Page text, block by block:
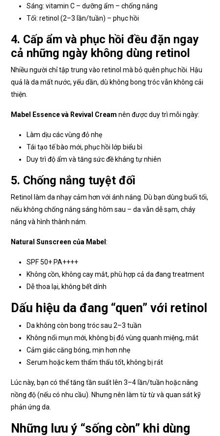
Sáng: vitamin C – dưỡng ẩm – chống nắng
Tối: retinol (2–3 lần/tuần) – phục hồi
4. Cấp ẩm và phục hồi đều đặn ngay
cả những ngày không dùng retinol
Nhiều người chỉ tập trung vào retinol mà bỏ quên phục hồi. Hậu
quả là da mất nước, yếu dần, dù không bong tróc vẫn không cải
thiện.
Mabel Essence và Revival Cream nên được duy trì mỗi ngày:
Làm dịu các vùng đỏ nhẹ
Tái tạo tế bào mới, phục hồi lớp biểu bì
Duy trì độ ẩm và tăng sức đề kháng tự nhiên
5. Chống nắng tuyệt đối
Retinol làm da nhạy cảm hơn với ánh nắng. Dù bạn dùng buổi tối,
nếu không chống nắng sáng hôm sau – da vẫn dễ sạm, cháy
nắng và hình thành nám.
Natural Sunscreen của Mabel:
SPF 50+ PA++++
Không cồn, không cay mắt, phù hợp cả da đang treatment
Dễ thoa lại, không bết dính
Dấu hiệu da đang “quen” với retinol
Da không còn bong tróc sau 2–3 tuần
Không nổi mụn mới, không bị đỏ vùng quanh miệng, mắt
Cảm giác căng bóng, mịn hơn nhẹ
Serum hoặc kem thẩm thấu tốt, không bị rát
Lúc này, bạn có thể tăng tần suất lên 3–4 lần/tuần hoặc nâng
nồng độ (nếu có nhu cầu). Nhưng nên làm từ từ và quan sát kỹ
phản ứng da.
Những lưu ý “sống còn” khi dùng